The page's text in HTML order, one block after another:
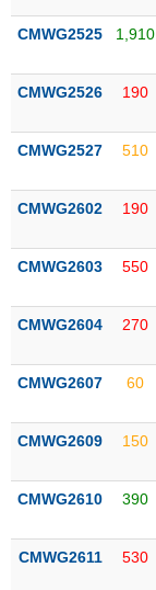
Trạng
cổ
Quy
thị
trường
Niêm
yết
Niêm
yết
Niêm
bổ
Hủy
yết
CMWG2525 1,910
CMWG2526 190
CMWG2527 510
CMWG2602 190
CMWG2603 550
CMWG2604 270
CMWG2607 60
CMWG2609 150
CMWG2610 390
CMWG2611 530
NGÀNH
NGHIỆP
CỔ
PHÁI
SINH
PHIẾU